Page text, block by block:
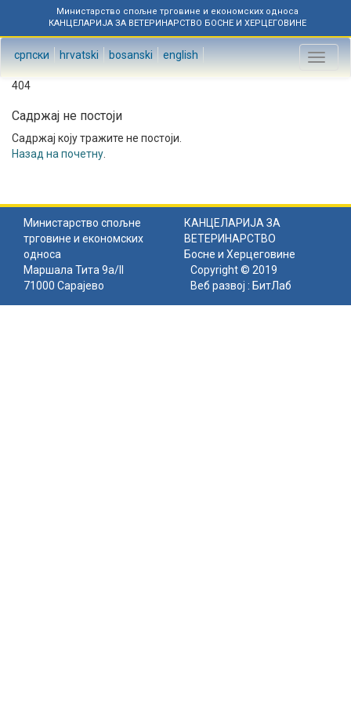
Министарство спољне трговине и економских односа
КАНЦЕЛАРИЈА ЗА ВЕТЕРИНАРСТВО БОСНЕ И ХЕРЦЕГОВИНЕ
српски hrvatski bosanski english
Toggle
404
Садржај не постоји
Садржај коју тражите не постоји.
Назад на почетну
Министарство спољне
трговине и економских
односа
КАНЦЕЛАРИЈА ЗА
ВЕТЕРИНАРСТВО
Босне и Херцеговине
Маршала Тита 9а/II
71000 Сарајево
Copyright © 2019
Веб развој : БитЛаб